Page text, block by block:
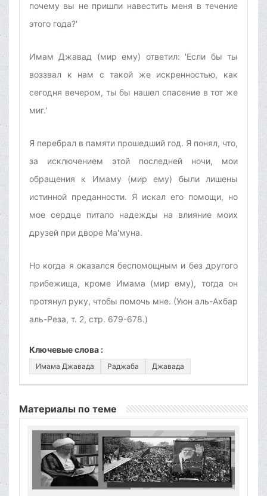
почему вы не пришли навестить меня в течение
этого года?'
Имам Джавад (мир ему) ответил: 'Если бы ты
воззвал к нам с такой же искренностью, как
сегодня вечером, ты бы нашел спасение в тот же
миг.'
Я перебрал в памяти прошедший год. Я понял, что,
за исключением этой последней ночи, мои
обращения к Имаму (мир ему) были лишены
истинной преданности. Я искал его помощи, но
мое сердце питало надежды на влияние моих
друзей при дворе Ма'муна.
Но когда я оказался беспомощным и без другого
прибежища, кроме Имама (мир ему), тогда он
протянул руку, чтобы помочь мне. (Уюн аль-Ахбар
аль-Реза, т. 2, стр. 679-678.)
Ключевые слова :
Имама Джавада Раджаба Джавада
Материалы по теме